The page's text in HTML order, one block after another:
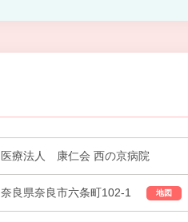
医療法人 康仁会 西の京病院
奈良県奈良市六条町102-1 地図